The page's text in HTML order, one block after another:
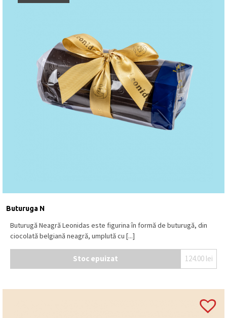
Buturuga N
Buturugă Neagră Leonidas este figurina în formă de buturugă, din
ciocolată belgiană neagră, umplută cu [...]
Stoc epuizat 124.00 lei